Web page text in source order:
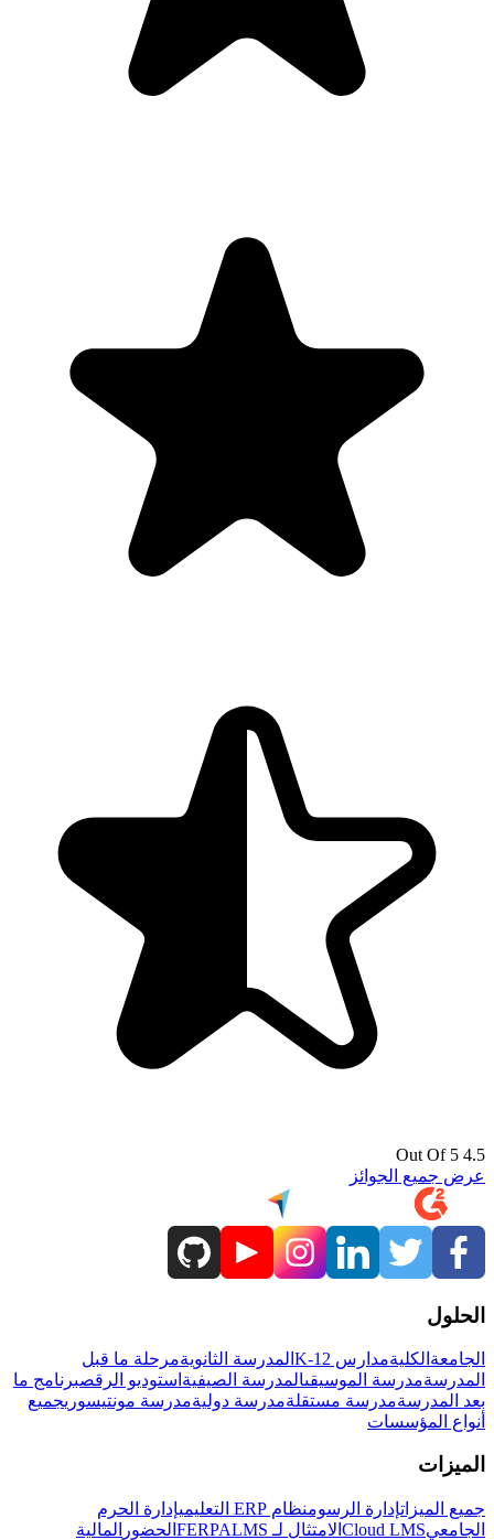
4.5 Out Of 5
عرض جميع الجوائز
الحلول
الجامعة الكليةمدارس K-12 المدرسة الثانويةمرحلة ما قبل
المدرسةمدرسة الموسيقىالمدرسة الصيفية استوديو الرقصبرنامج ما
بعد المدرسةمدرسة مستقلةمدرسة دوليةمدرسة مونتيسوريجميع
أنواع المؤسسات
الميزات
جميع الميزاتإدارة الرسومنظام ERP التعليمي
إدارة الحرم
الجامعيCloud LMS الامتثال لـ FERPA LMS الحضور المالية